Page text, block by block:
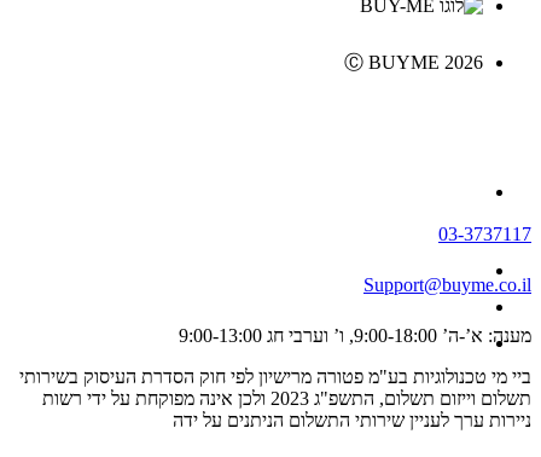
Ⓒ BUYME 2026
03-3737117
Support@buyme.co.il
מענה: א’-ה’ 9:00-18:00, ו’ וערבי חג 9:00-13:00
ביי מי טכנולוגיות בע"מ פטורה מרישיון לפי חוק הסדרת העיסוק בשירותי
תשלום וייזום תשלום, התשפ"ג 2023 ולכן אינה מפוקחת על ידי רשות
ניירות ערך לעניין שירותי התשלום הניתנים על ידה